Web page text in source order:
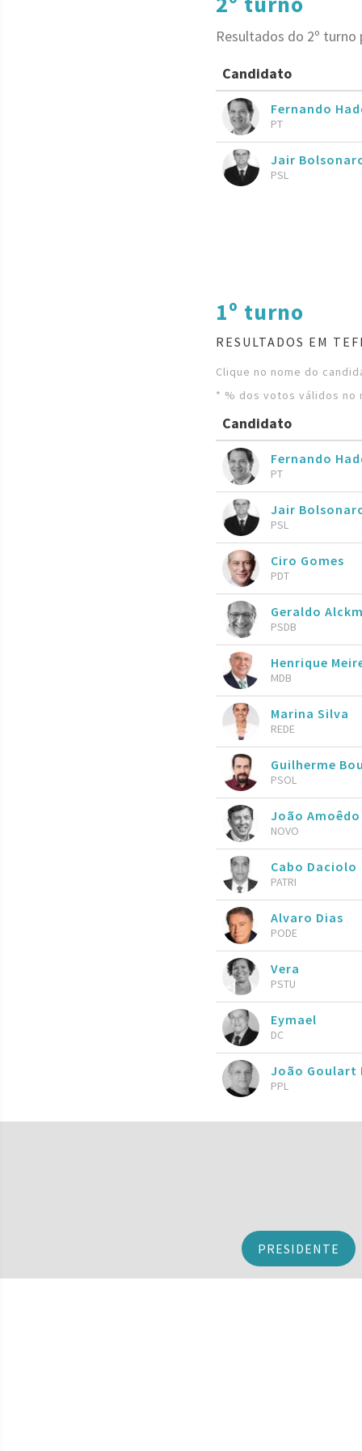
Resultados do 2º
Candidato
Fernando
PT
Jair
PSL
1º turno
RESULTADOS EM
Clique no nome do
* % dos votos válidos no
Candidato
Fernando
PT
Jair
PSL
Ciro Gomes
PDT
Geraldo
PSDB
Henrique
MDB
Marina Silva
REDE
Guilherme
PSOL
João Amoêdo
NOVO
Cabo Daciolo
PATRI
Alvaro Dias
PODE
Vera
PSTU
Eymael
DC
João Goulart
PPL
PRESIDENTE